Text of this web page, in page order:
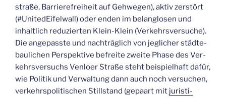
stra­ße, Bar­rie­re­frei­heit auf Geh­we­gen), aktiv zer­stört
(#Unite­dEi­fel­wall) oder enden im belang­lo­sen und
inhalt­lich redu­zier­ten Klein-Klein (Ver­kehrs­ver­su­che).
Die ange­pass­te und nach­träg­lich von jeg­li­cher städ­te­
bau­li­chen Per­spek­ti­ve befrei­te zwei­te Pha­se des Ver­
kehrs­ver­suchs Ven­lo­er Stra­ße steht bei­spiel­haft dafür,
wie Poli­tik und Ver­wal­tung dann auch noch ver­su­chen,
ver­kehrs­po­li­ti­schen Still­stand (gepaart mit juris­ti­